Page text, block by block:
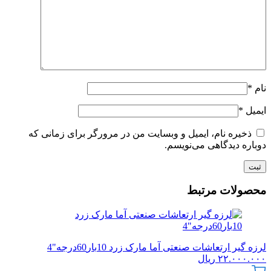
نام *
ایمیل *
ذخیره نام، ایمیل و وبسایت من در مرورگر برای زمانی که
دوباره دیدگاهی می‌نویسم.
محصولات مرتبط
لرزه گیر ارتعاشات صنعتی آما مارک زرد 10بار60درجه"4
۲۲.۰۰۰.۰۰۰ ریال